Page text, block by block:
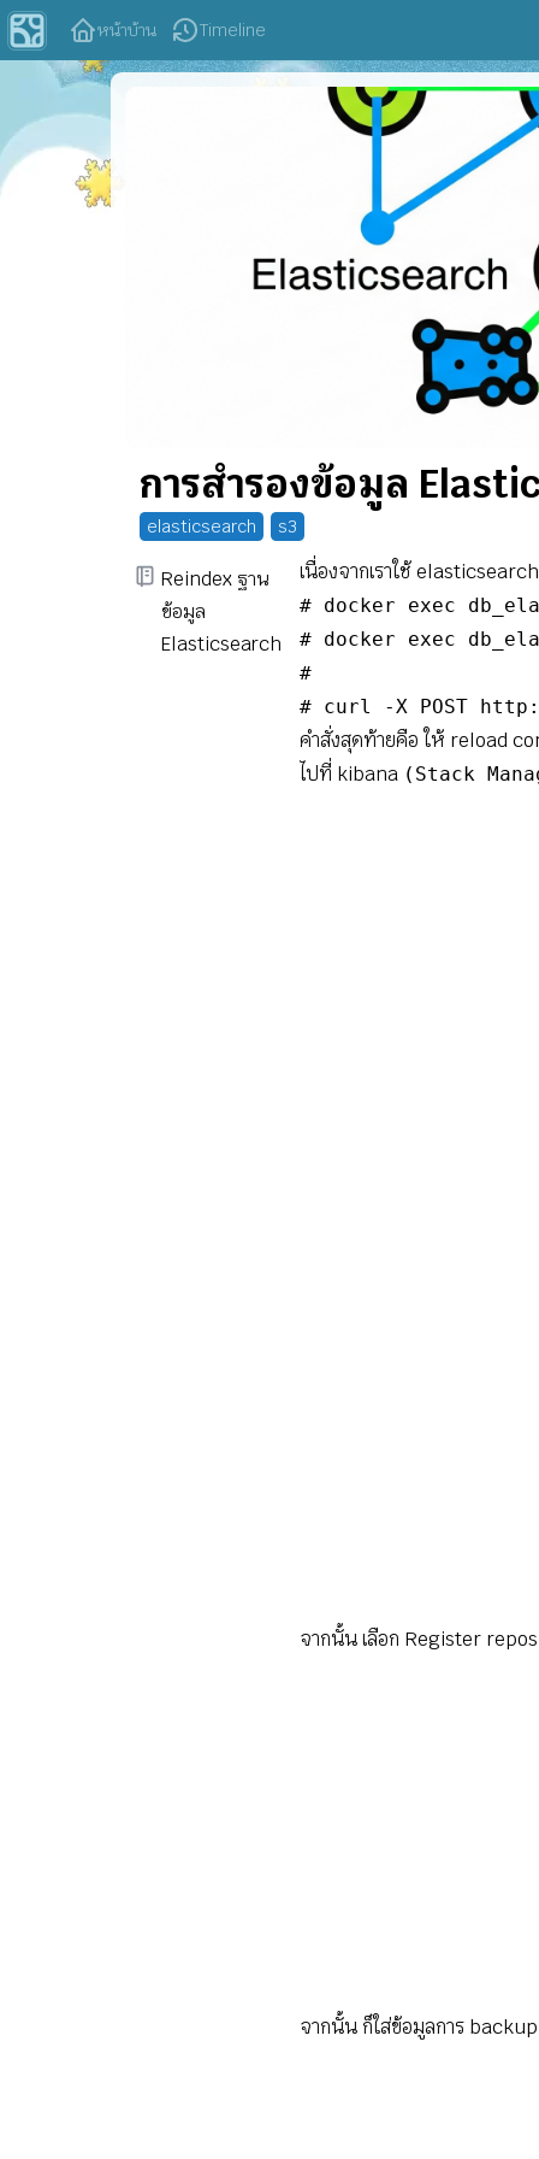
หน้าบ้าน Timeline
การสำรองข้อมูล
elasticsearch s3
Reindex ฐาน
ข้อมูล
Elasticsearch
เนื่องจากเราใช้
# docker exec
# docker exec
#
# curl -X POST
คำสั่งสุดท้ายคือ ให้ reload
ไปที่ kibana (Stack
จากนั้น เลือก Register
จากนั้น ก็ใส่ข้อมูลการ backup